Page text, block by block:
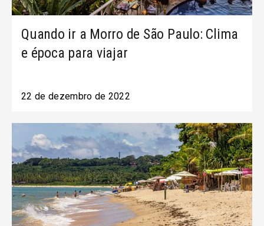
Quando ir a Morro de São Paulo: Clima
e época para viajar
22 de dezembro de 2022